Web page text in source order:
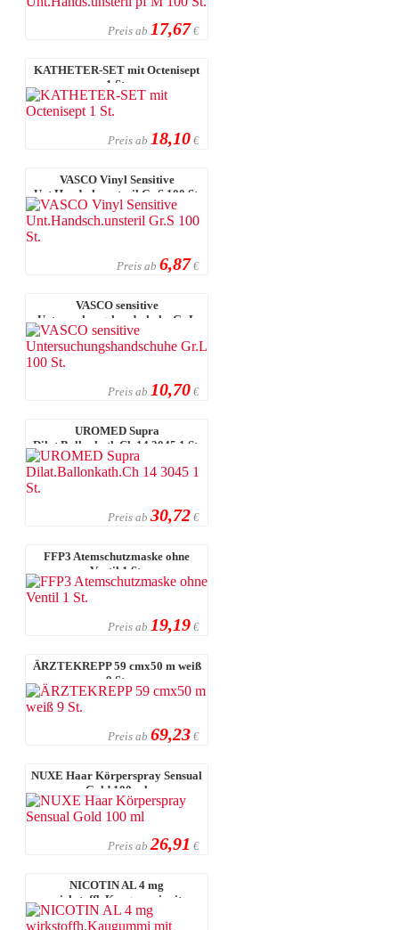
Preis ab 17,67 €
KATHETER-SET mit Octenisept
1 St.
Preis ab 18,10 €
VASCO Vinyl Sensitive
Unt.Handsch.unsteril Gr.S 100 St.
Preis ab 6,87 €
VASCO sensitive
Untersuchungshandschuhe Gr.L
100 St.
Preis ab 10,70 €
UROMED Supra
Dilat.Ballonkath.Ch 14 3045 1 St.
Preis ab 30,72 €
FFP3 Atemschutzmaske ohne
Ventil 1 St.
Preis ab 19,19 €
ÄRZTEKREPP 59 cmx50 m weiß
9 St.
Preis ab 69,23 €
NUXE Haar Körperspray Sensual
Gold 100 ml
Preis ab 26,91 €
NICOTIN AL 4 mg
wirkstoffh.Kaugummi mit
Minzgeschm 204 St.